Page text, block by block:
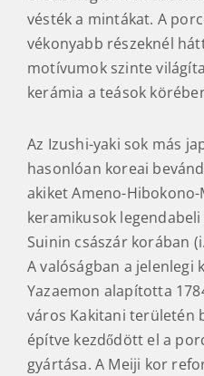
vésték a mintákat. A
vékonyabb részeknél
motívumok szinte
kerámia a teások
Az Izushi-yaki sok más
hasonlóan koreai
akiket Ameno-
keramikusok
Suinin császár korában
A valóságban a jelenlegi
Yazaemon alapította
város Kakitani területén
építve kezdődött el a
gyártása. A Meiji kor